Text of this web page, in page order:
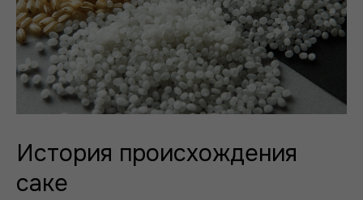
История происхождения
саке